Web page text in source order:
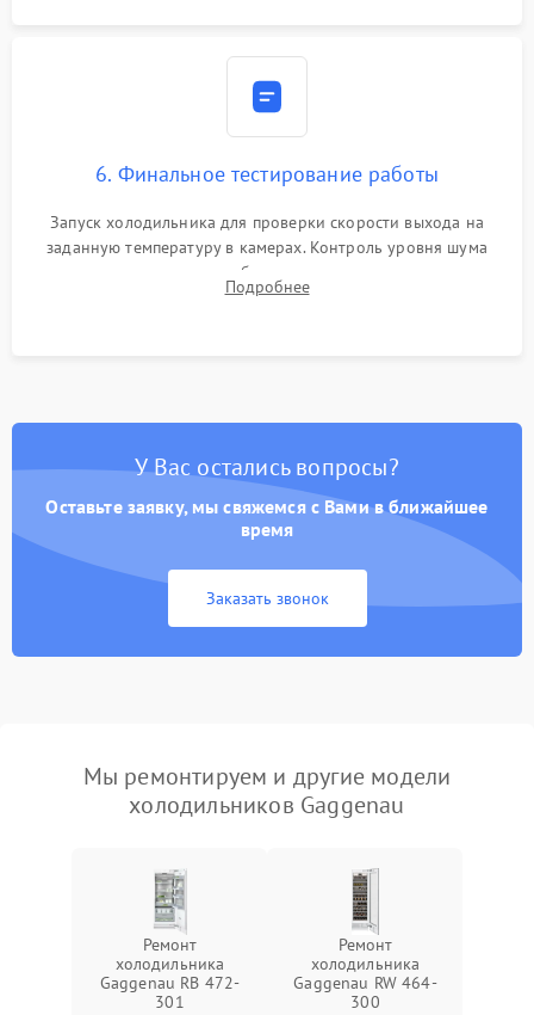
6. Финальное тестирование работы
Запуск холодильника для проверки скорости выхода на
заданную температуру в камерах. Контроль уровня шума
компрессора, отсутствия обмерзания стенок и корректного
срабатывания системы автоматической оттайки.
Подробнее
У Вас остались вопросы?
Оставьте заявку, мы свяжемся с Вами в ближайшее
время
Заказать звонок
Мы ремонтируем и другие модели
холодильников Gaggenau
Ремонт
холодильника
Gaggenau RB 472-
301
Ремонт
холодильника
Gaggenau RW 464-
300